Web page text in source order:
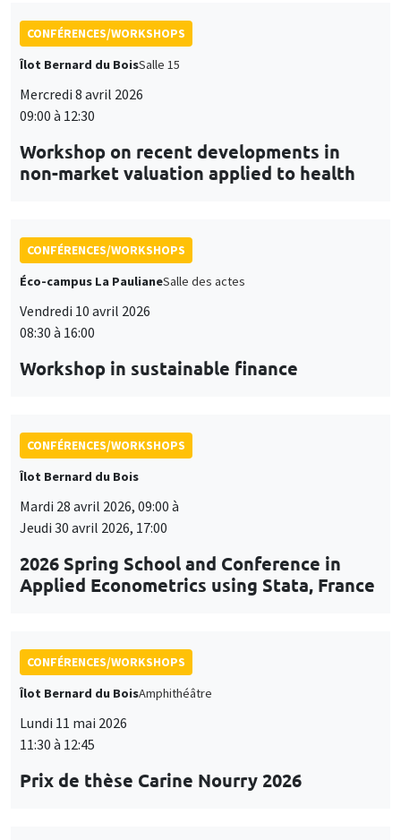
CONFÉRENCES/WORKSHOPS
Îlot Bernard du BoisSalle 15
Mercredi 8 avril 2026
09:00 à 12:30
Workshop on recent developments in
non-market valuation applied to health
CONFÉRENCES/WORKSHOPS
Éco-campus La PaulianeSalle des actes
Vendredi 10 avril 2026
08:30 à 16:00
Workshop in sustainable finance
CONFÉRENCES/WORKSHOPS
Îlot Bernard du Bois
Mardi 28 avril 2026, 09:00 à
Jeudi 30 avril 2026, 17:00
2026 Spring School and Conference in
Applied Econometrics using Stata, France
CONFÉRENCES/WORKSHOPS
Îlot Bernard du BoisAmphithéâtre
Lundi 11 mai 2026
11:30 à 12:45
Prix de thèse Carine Nourry 2026